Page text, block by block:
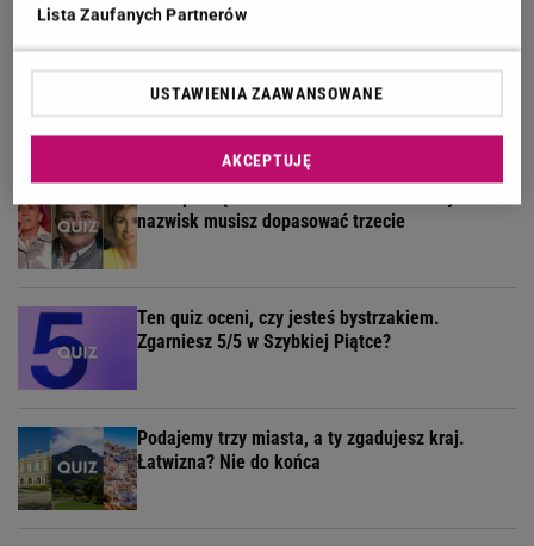
Quiz z ortografii dla prymusów. Sprawdź, czy
potrafisz zapisać te wyrazy
nazwisk musisz dopasować trzecie
Ten quiz oceni, czy jesteś bystrzakiem.
Zgarniesz 5/5 w Szybkiej Piątce?
Podajemy trzy miasta, a ty zgadujesz kraj.
Łatwizna? Nie do końca
Lista Zaufanych Partnerów
USTAWIENIA ZAAWANSOWANE
AKCEPTUJĘ